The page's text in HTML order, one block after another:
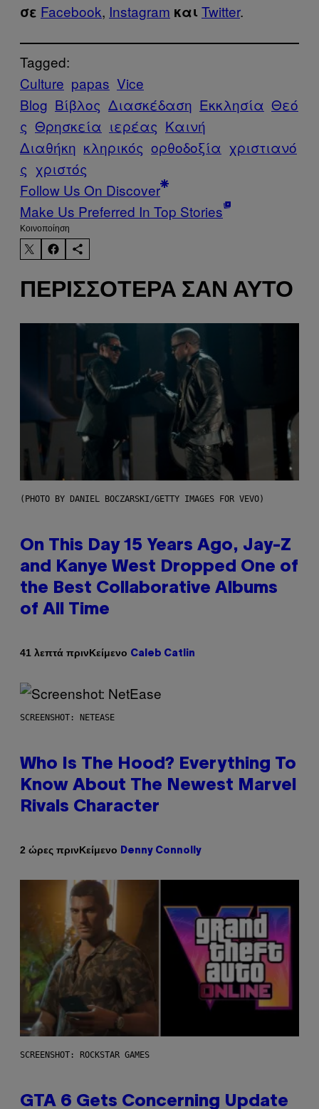
σε Facebook, Instagram και Twitter.
Tagged:
Culture papas Vice
Blog Βίβλος Διασκέδαση Εκκλησία Θεό
ς Θρησκεία ιερέας Καινή
Διαθήκη κληρικός ορθοδοξία χριστιανό
ς χριστός
Follow Us On Discover
Make Us Preferred In Top Stories
Kοινοποίηση
ΠΕΡΙΣΣΌΤΕΡΑ ΣΑΝ ΑΥΤΌ
(PHOTO BY DANIEL BOCZARSKI/GETTY IMAGES FOR VEVO)
On This Day 15 Years Ago, Jay-Z
and Kanye West Dropped One of
the Best Collaborative Albums
of All Time
41 λεπτά πρινΚείμενο Caleb Catlin
SCREENSHOT: NETEASE
Who Is The Hood? Everything To
Know About The Newest Marvel
Rivals Character
2 ώρες πρινΚείμενο Denny Connolly
SCREENSHOT: ROCKSTAR GAMES
GTA 6 Gets Concerning Update